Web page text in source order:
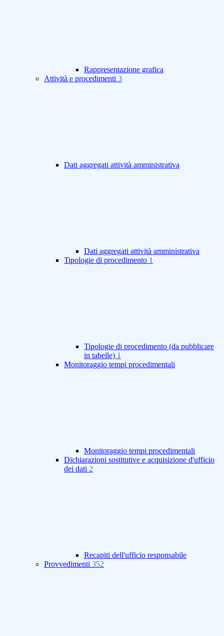
Rappresentazione grafica
Attività e procedimenti 3
Dati aggregati attività amministrativa
Dati aggregati attività amministrativa
Tipologie di procedimento 1
Tipologie di procedimento (da pubblicare
in tabelle) 1
Monitoraggio tempi procedimentali
Monitoraggio tempi procedimentali
Dichiarazioni sostitutive e acquisizione d'ufficio
dei dati 2
Recapiti dell'ufficio responsabile
Provvedimenti 352